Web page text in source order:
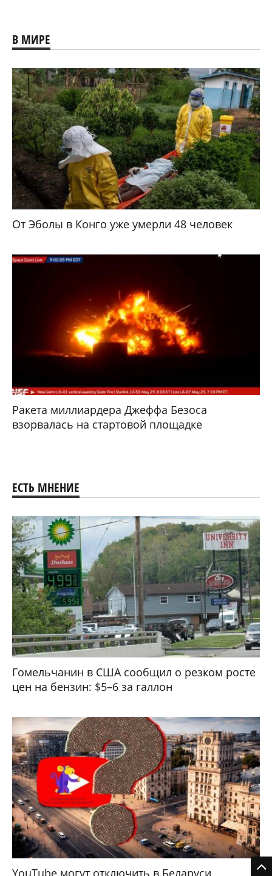
В МИРЕ
От Эболы в Конго уже умерли 48 человек
Ракета миллиардера Джеффа Безоса
взорвалась на стартовой площадке
ЕСТЬ МНЕНИЕ
Гомельчанин в США сообщил о резком росте
цен на бензин: $5–6 за галлон
YouTube могут отключить в Беларуси